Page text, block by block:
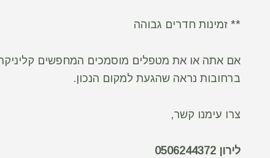
** זמינות חדרים גבוהה
אם אתה או את מטפלים מוסמכים המחפשים
ברחובות נראה שהגעת למקום הנכון.
צרו עימנו קשר,
לירון 0506244372